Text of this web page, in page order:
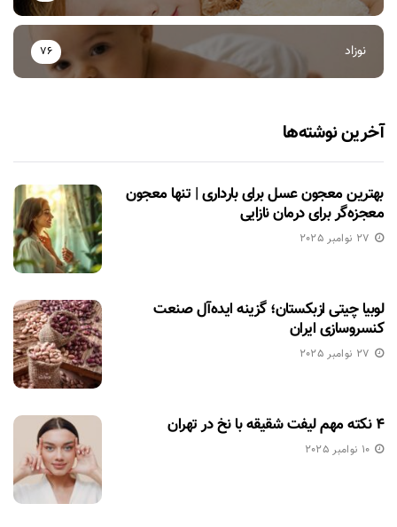
نوزاد 76
آخرین نوشته‌ها
بهترین معجون عسل برای بارداری | تنها معجون
معجزه‌گر برای درمان نازایی
27 نوامبر 2025
لوبیا چیتی ازبکستان؛ گزینه ایده‌آل صنعت
کنسروسازی ایران
27 نوامبر 2025
۴ نکته مهم لیفت شقیقه با نخ در تهران
10 نوامبر 2025